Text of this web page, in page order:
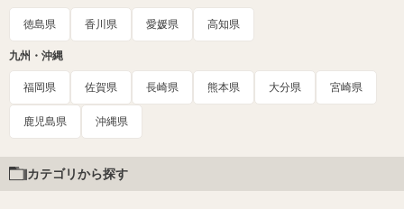
徳島県 香川県 愛媛県 高知県
九州・沖縄
福岡県 佐賀県 長崎県 熊本県 大分県 宮崎県
鹿児島県 沖縄県
カテゴリから探す